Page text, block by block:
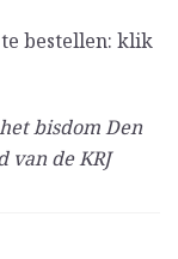
bestellen: klik
bisdom Den
van de KRJ